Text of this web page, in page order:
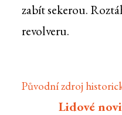
zabít sekerou.
revolveru.
Původní zdroj
Lidové